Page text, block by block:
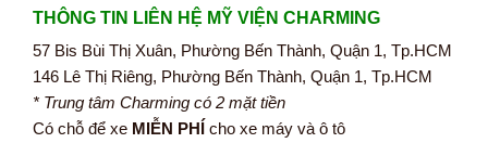
THÔNG TIN LIÊN HỆ MỸ VIỆN CHARMING
57 Bis Bùi Thị Xuân, Phường Bến Thành, Quận 1, Tp.HCM
146 Lê Thị Riêng, Phường Bến Thành, Quận 1, Tp.HCM
* Trung tâm Charming có 2 mặt tiền
Có chỗ để xe MIỄN PHÍ cho xe máy và ô tô